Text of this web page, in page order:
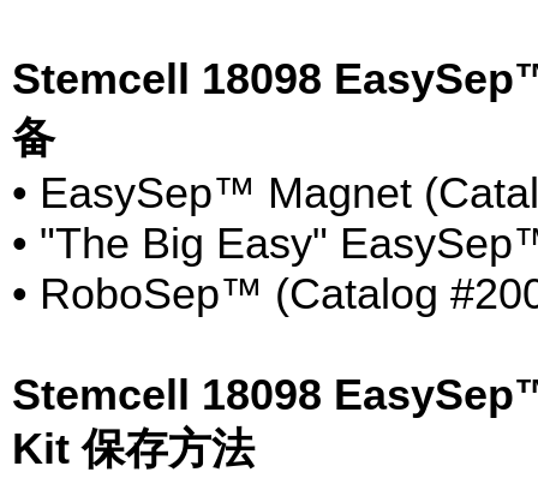
Stemcell 18098
备
• EasySep™ Magnet
• "The Big Easy"
• RoboSep™ (Catalog
Stemcell 18098
Kit 保存方法